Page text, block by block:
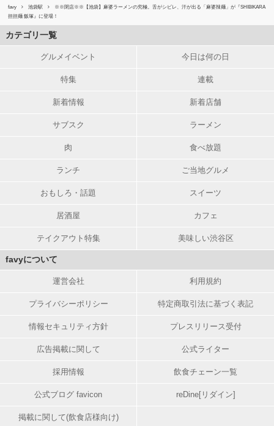
favy 池袋駅
※※閉店※※【池袋】麻婆ラーメンの究極。舌がシビレ、汗が出る「麻婆辣麺」が『SHIBIKARA
担担麺 飯塚』に登場！
カテゴリ一覧
グルメイベント 今日は何の日
特集 連載
新着情報 新着店舗
サブスク ラーメン
肉 食べ放題
ランチ ご当地グルメ
おもしろ・話題 スイーツ
居酒屋 カフェ
テイクアウト特集 美味しい渋谷区
favyについて
運営会社 利用規約
プライバシーポリシー 特定商取引法に基づく表記
情報セキュリティ方針 プレスリリース受付
広告掲載に関して 公式ライター
採用情報 飲食チェーン一覧
公式ブログ favicon reDine[リダイン]
掲載に関して(飲食店様向け)